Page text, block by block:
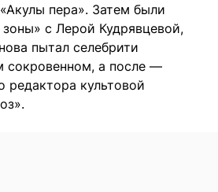
пера». Затем были
с Лерой Кудрявцевой,
пытал селебрити
сокровенном, а после —
редактора культовой